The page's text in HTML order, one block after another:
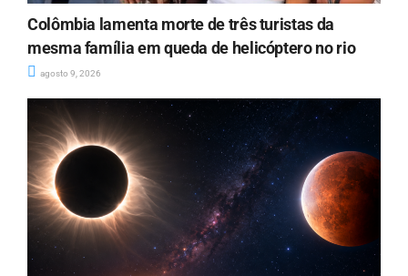
Colômbia lamenta morte de três turistas da
mesma família em queda de helicóptero no rio
agosto 9, 2026